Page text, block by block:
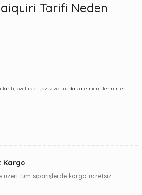
Tarifi Neden
tarifi, özellikle yaz sezonunda cafe menülerinin en
Kargo
üzeri tüm siparişlerde kargo ücretsiz